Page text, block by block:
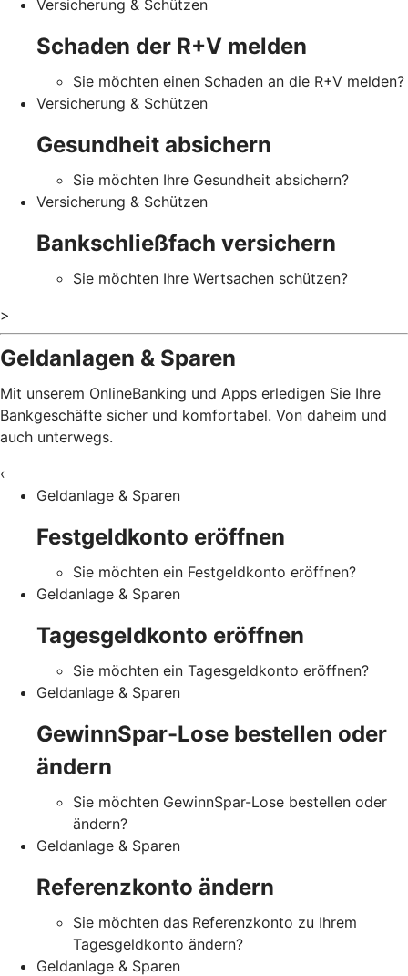
Versicherung & Schützen
Schaden der R+V melden
Sie möchten einen Schaden an die R+V melden?
Versicherung & Schützen
Gesundheit absichern
Sie möchten Ihre Gesundheit absichern?
Versicherung & Schützen
Bankschließfach versichern
Sie möchten Ihre Wertsachen schützen?
>
Geldanlagen & Sparen
Mit unserem OnlineBanking und Apps erledigen Sie Ihre
Bankgeschäfte sicher und komfortabel. Von daheim und
auch unterwegs.
‹
Geldanlage & Sparen
Festgeldkonto eröffnen
Sie möchten ein Festgeldkonto eröffnen?
Geldanlage & Sparen
Tagesgeldkonto eröffnen
Sie möchten ein Tagesgeldkonto eröffnen?
Geldanlage & Sparen
GewinnSpar-Lose bestellen oder
ändern
Sie möchten GewinnSpar-Lose bestellen oder
ändern?
Geldanlage & Sparen
Referenzkonto ändern
Sie möchten das Referenzkonto zu Ihrem
Tagesgeldkonto ändern?
Geldanlage & Sparen